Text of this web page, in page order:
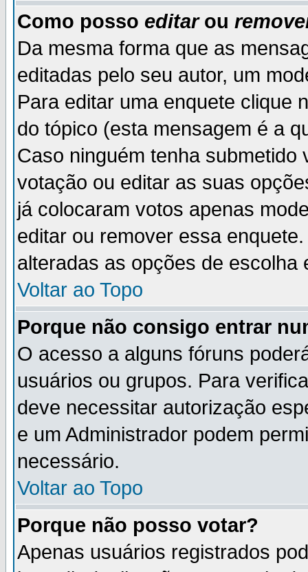
Como posso editarou
Da mesma forma que as
editadas pelo seu autor, um
Para editar uma enquete clique
do tópico (esta mensagem é a
Caso ninguém tenha
votação ou editar as suas
já colocaram votos apenas
editar ou remover essa
alteradas as opções de escolha
Voltar ao Topo
Porque não consigo entrar
O acesso a alguns fóruns
usuários ou grupos. Para
deve necessitar autorização
e um Administrador podem
necessário.
Voltar ao Topo
Porque não posso votar?
Apenas usuários registrados